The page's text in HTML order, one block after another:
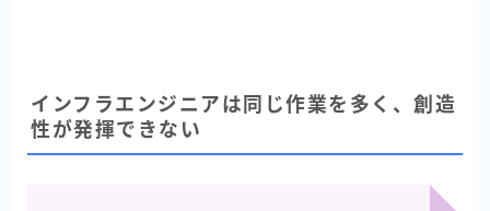
インフラエンジニアは同じ作業を多く、創造
性が発揮できない